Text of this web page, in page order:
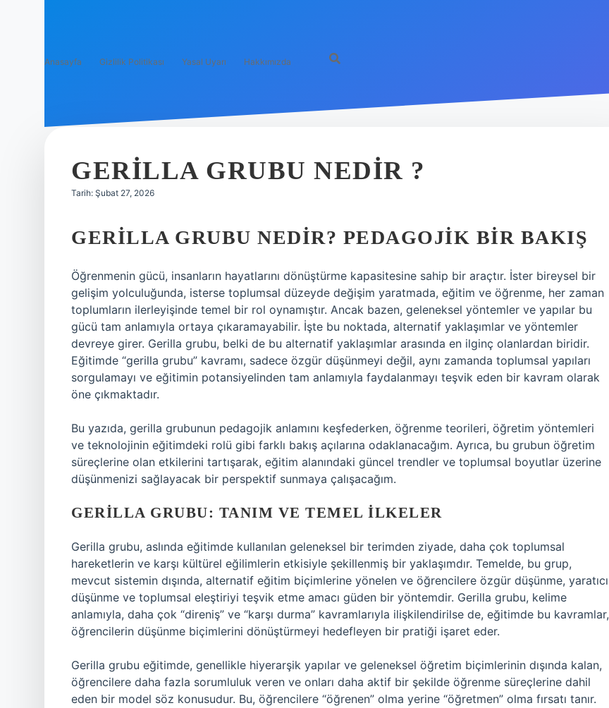
Anasayfa Gizlilik Politikası Yasal Uyarı Hakkımızda
GERILLA GRUBU NEDIR ?
Tarih: Şubat 27, 2026
GERILLA GRUBU NEDIR? PEDAGOJIK BIR BAKIŞ
Öğrenmenin gücü, insanların hayatlarını dönüştürme kapasitesine sahip bir araçtır. İster bireysel bir
gelişim yolculuğunda, isterse toplumsal düzeyde değişim yaratmada, eğitim ve öğrenme, her zaman
toplumların ilerleyişinde temel bir rol oynamıştır. Ancak bazen, geleneksel yöntemler ve yapılar bu
gücü tam anlamıyla ortaya çıkaramayabilir. İşte bu noktada, alternatif yaklaşımlar ve yöntemler
devreye girer. Gerilla grubu, belki de bu alternatif yaklaşımlar arasında en ilginç olanlardan biridir.
Eğitimde “gerilla grubu” kavramı, sadece özgür düşünmeyi değil, aynı zamanda toplumsal yapıları
sorgulamayı ve eğitimin potansiyelinden tam anlamıyla faydalanmayı teşvik eden bir kavram olarak
öne çıkmaktadır.
Bu yazıda, gerilla grubunun pedagojik anlamını keşfederken, öğrenme teorileri, öğretim yöntemleri
ve teknolojinin eğitimdeki rolü gibi farklı bakış açılarına odaklanacağım. Ayrıca, bu grubun öğretim
süreçlerine olan etkilerini tartışarak, eğitim alanındaki güncel trendler ve toplumsal boyutlar üzerine
düşünmenizi sağlayacak bir perspektif sunmaya çalışacağım.
GERILLA GRUBU: TANIM VE TEMEL İLKELER
Gerilla grubu, aslında eğitimde kullanılan geleneksel bir terimden ziyade, daha çok toplumsal
hareketlerin ve karşı kültürel eğilimlerin etkisiyle şekillenmiş bir yaklaşımdır. Temelde, bu grup,
mevcut sistemin dışında, alternatif eğitim biçimlerine yönelen ve öğrencilere özgür düşünme, yaratıcı
düşünme ve toplumsal eleştiriyi teşvik etme amacı güden bir yöntemdir. Gerilla grubu, kelime
anlamıyla, daha çok “direniş” ve “karşı durma” kavramlarıyla ilişkilendirilse de, eğitimde bu kavramlar,
öğrencilerin düşünme biçimlerini dönüştürmeyi hedefleyen bir pratiği işaret eder.
Gerilla grubu eğitimde, genellikle hiyerarşik yapılar ve geleneksel öğretim biçimlerinin dışında kalan,
öğrencilere daha fazla sorumluluk veren ve onları daha aktif bir şekilde öğrenme süreçlerine dahil
eden bir model söz konusudur. Bu, öğrencilere “öğrenen” olma yerine “öğretmen” olma fırsatı tanır.